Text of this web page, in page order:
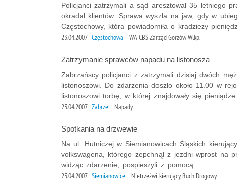
Policjanci zatrzymali a sąd aresztował 35 letniego
okradał klientów. Sprawa wyszła na jaw, gdy w
Częstochowy, która powiadomiła o kradzieży
23.04.2007 Częstochowa WA CBŚ Zarząd Gorzów Wlkp.
Zatrzymanie sprawców napadu na listonosza
Zabrzańscy policjanci z zatrzymali dzisiaj dwóch
listonoszowi. Do zdarzenia doszło około 11.00 w
listonoszowi torbę, w której znajdowały się pieniądze
23.04.2007 Zabrze Napady
Spotkania na drzwewie
Na ul. Hutniczej w Siemianowicach Śląskich
volkswagena, którego zepchnął z jezdni wprost na
widząc zdarzenie, pospieszyli z pomocą...
23.04.2007 Siemianowice Nietrzeźwi kierujący, Ruch Drogowy